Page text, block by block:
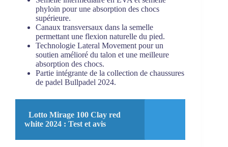
phyloin pour une absorption des chocs
supérieure.
Canaux transversaux dans la semelle
permettant une flexion naturelle du pied.
Technologie Lateral Movement pour un
soutien amélioré du talon et une meilleure
absorption des chocs.
Partie intégrante de la collection de chaussures
de padel Bullpadel 2024.
Lotto Mirage 100 Clay red
white 2024 : Test et avis